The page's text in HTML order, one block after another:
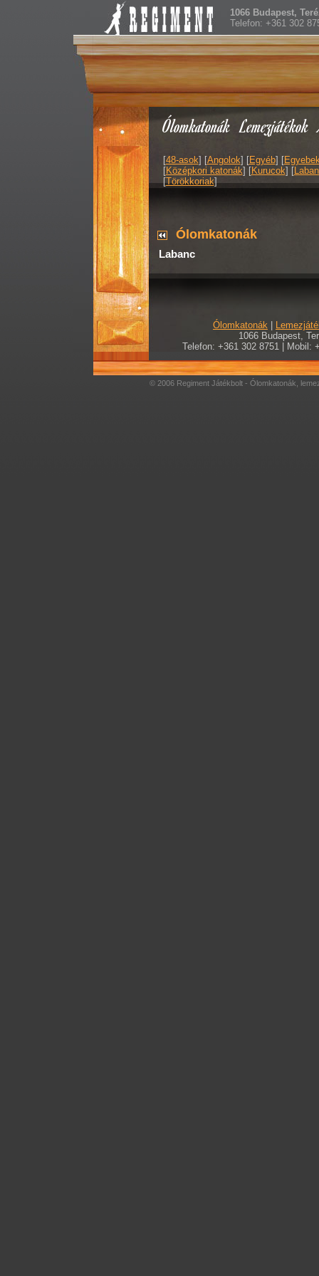
Ólomkatonák Lemezjátékok
1066 Budapest,
Telefon: +361 302
[48-asok] [Angolok] [Egyéb] [
[Középkori katonák] [Kurucok] [
[Törökkoriak]
Ólomkatonák
Labanc
Ólomkatonák
1066 Budapest,
Telefon: +361 302 8751 | Mobil:
© 2006 Regiment Játékbolt - Ólomkatonák,